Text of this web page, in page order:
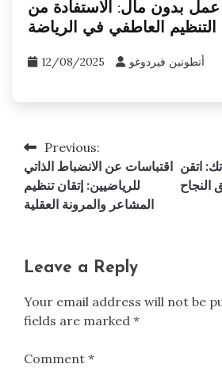
عمل بدون مال: الاستفادة من
التنظيم العاطفي في الرياضة
12/08/2025 أنطونين فيردوغو
Post
navigation
Previous:
اقتباسات عن الانضباط الذاتي
للرياضيين: إتقان تنظيم
المشاعر والمرونة العقلية
اتقن
النجاح
Leave a Reply
Your email address will not be
fields are marked *
Comment *